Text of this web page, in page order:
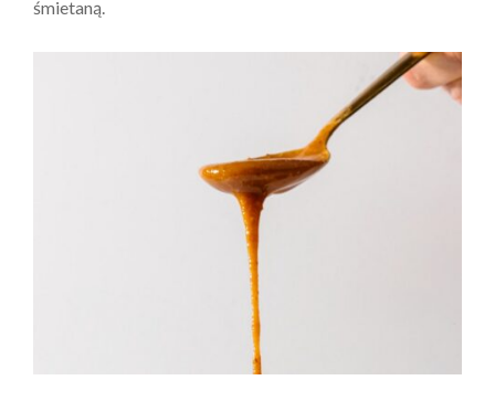
śmietaną.